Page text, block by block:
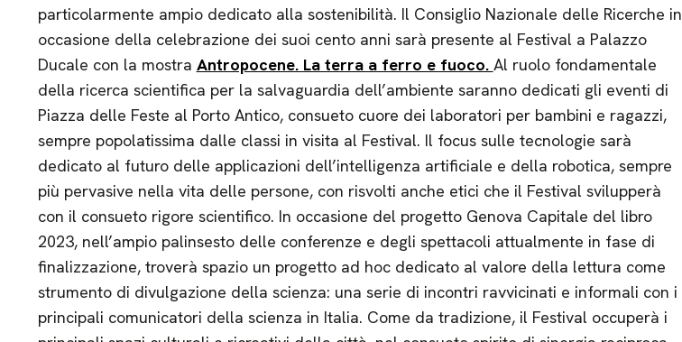
particolarmente ampio dedicato alla sostenibilità. Il Consiglio Nazionale delle Ricerche in
occasione della celebrazione dei suoi cento anni sarà presente al Festival a Palazzo
Ducale con la mostra Antropocene. La terra a ferro e fuoco. Al ruolo fondamentale
della ricerca scientifica per la salvaguardia dell’ambiente saranno dedicati gli eventi di
Piazza delle Feste al Porto Antico, consueto cuore dei laboratori per bambini e ragazzi,
sempre popolatissima dalle classi in visita al Festival. Il focus sulle tecnologie sarà
dedicato al futuro delle applicazioni dell’intelligenza artificiale e della robotica, sempre
più pervasive nella vita delle persone, con risvolti anche etici che il Festival svilupperà
con il consueto rigore scientifico. In occasione del progetto Genova Capitale del libro
2023, nell’ampio palinsesto delle conferenze e degli spettacoli attualmente in fase di
finalizzazione, troverà spazio un progetto ad hoc dedicato al valore della lettura come
strumento di divulgazione della scienza: una serie di incontri ravvicinati e informali con i
principali comunicatori della scienza in Italia. Come da tradizione, il Festival occuperà i